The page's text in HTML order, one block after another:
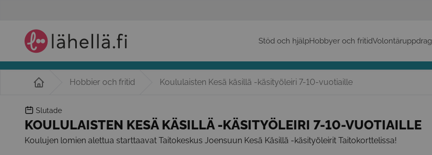
Stöd och hjälpHobbyer och fritidVolontäruppdrag
Hobbier och fritid Koululaisten Kesä käsillä -käsityöleiri 7-10-vuotiaille
Slutade
KOULULAISTEN KESÄ KÄSILLÄ -KÄSITYÖLEIRI 7-10-VUOTIAILLE
Koulujen lomien alettua starttaavat Taitokeskus Joensuun Kesä Käsillä -käsityöleirit Taitokorttelissa!